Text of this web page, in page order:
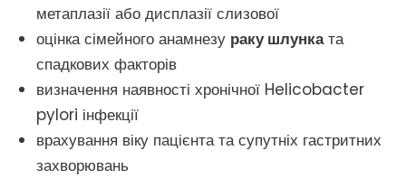
метаплазії або дисплазії слизової
оцінка сімейного анамнезу раку шлунката
спадкових факторів
визначення наявності хронічної Helicobacter
pylori інфекції
врахування віку пацієнта та супутніх гастритних
захворювань